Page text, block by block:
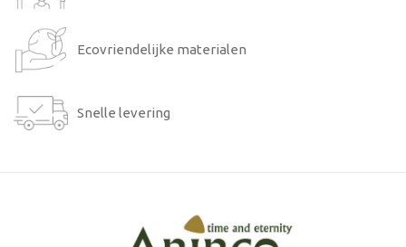
Ecovriendelijke materialen
Snelle levering